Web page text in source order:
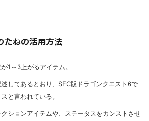
たねの活用方法
1～3上がるアイテム。
してあるとおり、SFC版ドラゴンクエスト6で
と言われている。
ションアイテムや、ステータスをカンストさせ